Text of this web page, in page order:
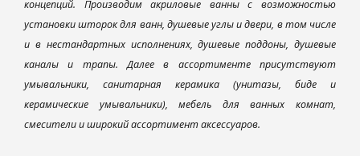
концепций. Производим акриловые ванны с возможностью
установки шторок для ванн, душевые углы и двери, в том числе
и в нестандартных исполнениях, душевые поддоны, душевые
каналы и трапы. Далее в ассортименте присутствуют
умывальники, санитарная керамика (унитазы, биде и
керамические умывальники), мебель для ванных комнат,
смесители и широкий ассортимент аксессуаров.